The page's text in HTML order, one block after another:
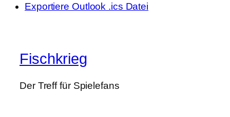
Exportiere Outlook .ics Datei
Fischkrieg
Der Treff für Spielefans